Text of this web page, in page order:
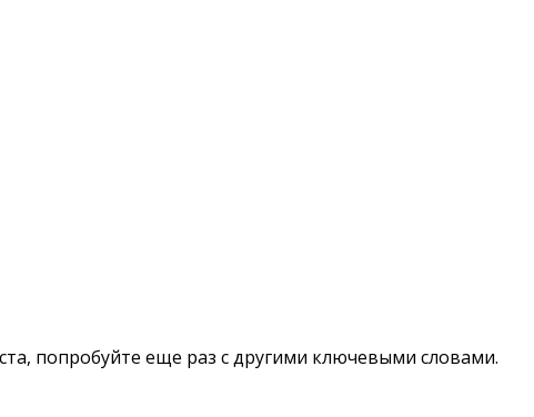
попробуйте еще раз с другими ключевыми словами.